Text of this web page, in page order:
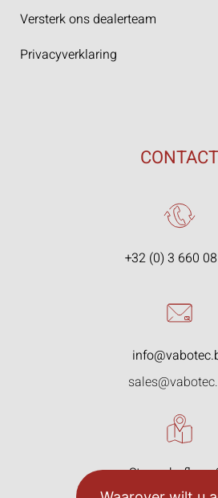
Versterk ons dealerteam
Privacyverklaring
CONTACT
+32 (0) 3 660
Starrenhoflaan